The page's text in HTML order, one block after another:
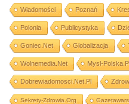
Wiadomości Poznań
Polonia Publicystyka
Goniec.net Globalizacja
Wolnemedia.net Mysl-
Dobrewiadomosci.net.pl
Sekrety-Zdrowia.org